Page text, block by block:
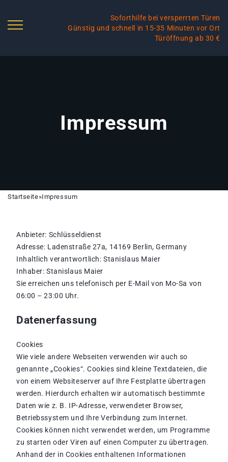
Soforthilfe bei versperrten Türen
Günstig und schnell in 15-35 Minuten vor Ort
Türöffnung ab 30 €
Impressum
Startseite»Impressum
Anbieter: Schlüsseldienst
Adresse: Ladenstraße 27a, 14169 Berlin, Germany
Inhaltlich verantwortlich: Stanislaus Maier
Inhaber: Stanislaus Maier
Sie erreichen uns telefonisch per E-Mail von Mo-Sa von
06:00 – 23:00 Uhr.
Datenerfassung
Cookies
Wie viele andere Webseiten verwenden wir auch so
genannte „Cookies“. Cookies sind kleine Textdateien, die
von einem Websiteserver auf Ihre Festplatte übertragen
werden. Hierdurch erhalten wir automatisch bestimmte
Daten wie z. B. IP-Adresse, verwendeter Browser,
Betriebssystem und Ihre Verbindung zum Internet.
Cookies können nicht verwendet werden, um Programme
zu starten oder Viren auf einen Computer zu übertragen.
Anhand der in Cookies enthaltenen Informationen